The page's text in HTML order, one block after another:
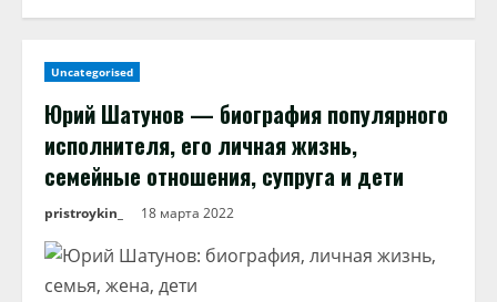
Uncategorised
Юрий Шатунов — биография популярного
исполнителя, его личная жизнь,
семейные отношения, супруга и дети
pristroykin_ 18 марта 2022